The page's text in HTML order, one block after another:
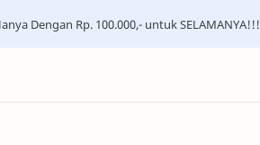
Dengan Rp. 100.000,- untuk SELAMANYA!!!